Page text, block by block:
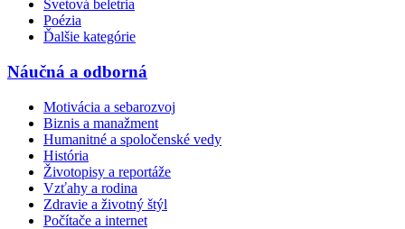
Svetová beletria
Poézia
Ďalšie kategórie
Náučná a odborná
Motivácia a sebarozvoj
Biznis a manažment
Humanitné a spoločenské vedy
História
Životopisy a reportáže
Vzťahy a rodina
Zdravie a životný štýl
Počítače a internet